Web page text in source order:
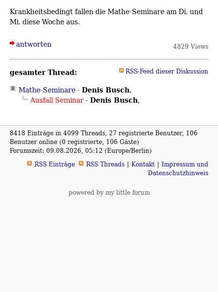
Krankheitsbedingt fallen die Mathe-Seminare am Di. und
Mi. diese Woche aus.
antworten 4829 Views
gesamter Thread: RSS-Feed dieser Diskussion
Mathe-Seminare- Denis Busch,
Ausfall Seminar- Denis Busch,
8418 Einträge in 4099 Threads, 27 registrierte Benutzer, 106
Benutzer online (0 registrierte, 106 Gäste)
Forumszeit: 09.08.2026, 05:12 (Europe/Berlin)
RSS Einträge
RSS Threads Kontakt
Impressum und
Datenschutzhinweis
powered by my little forum